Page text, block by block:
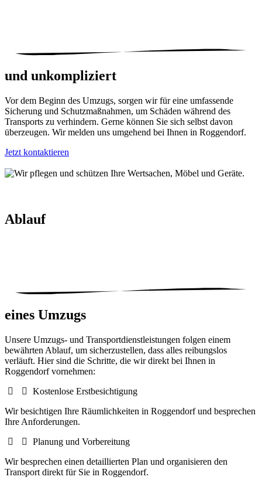
und unkompliziert
Vor dem Beginn des Umzugs, sorgen wir für eine umfassende
Sicherung und Schutzmaßnahmen, um Schäden während des
Transports zu verhindern. Gerne können Sie sich selbst davon
überzeugen. Wir melden uns umgehend bei Ihnen in Roggendorf.
Jetzt kontaktieren
Ablauf
eines Umzugs
Unsere Umzugs- und Transportdienstleistungen folgen einem
bewährten Ablauf, um sicherzustellen, dass alles reibungslos
verläuft. Hier sind die Schritte, die wir direkt bei Ihnen in
Roggendorf vornehmen:
Kostenlose Erstbesichtigung
Wir besichtigen Ihre Räumlichkeiten in Roggendorf und besprechen
Ihre Anforderungen.
Planung und Vorbereitung
Wir besprechen einen detaillierten Plan und organisieren den
Transport direkt für Sie in Roggendorf.